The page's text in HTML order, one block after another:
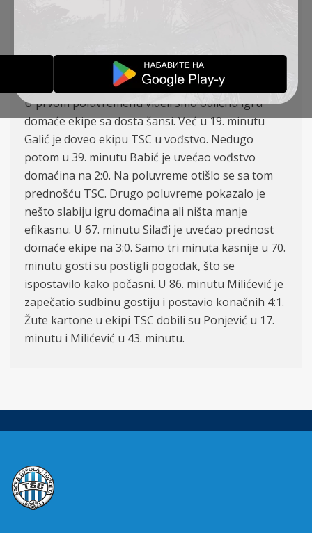
(Lalić 79′), Tomanović, Milićević, Milisavljević
(Bastajić 69′), Arsenijević, Siladji, Galić (Plavsic 60′)
U prvom poluvremenu videli smo odličnu igru
domaće ekipe sa dosta šansi. Već u 19. minutu
Galić je doveo ekipu TSC u vođstvo. Nedugo
potom u 39. minutu Babić je uvećao vođstvo
domaćina na 2:0. Na poluvreme otišlo se sa tom
prednošću TSC. Drugo poluvreme pokazalo je
nešto slabiju igru domaćina ali ništa manje
efikasnu. U 67. minutu Silađi je uvećao prednost
domaće ekipe na 3:0. Samo tri minuta kasnije u 70.
minutu gosti su postigli pogodak, što se
ispostavilo kako počasni. U 86. minutu Milićević je
zapečatio sudbinu gostiju i postavio konačnih 4:1.
Žute kartone u ekipi TSC dobili su Ponjević u 17.
minutu i Milićević u 43. minutu.